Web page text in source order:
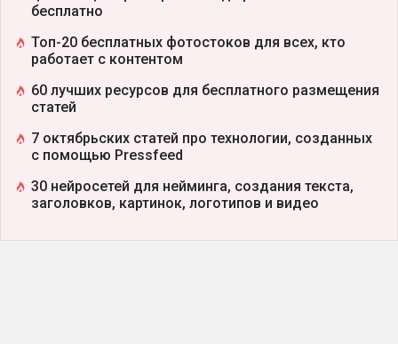
бесплатно
Топ-20 бесплатных фотостоков для всех, кто
работает с контентом
60 лучших ресурсов для бесплатного размещения
статей
7 октябрьских статей про технологии, созданных
с помощью Pressfeed
30 нейросетей для нейминга, создания текста,
заголовков, картинок, логотипов и видео